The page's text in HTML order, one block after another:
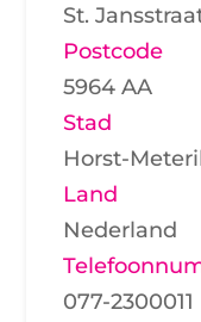
St.
Postcode
5964 AA
Stad
Horst-
Land
Nederland
077-2300011